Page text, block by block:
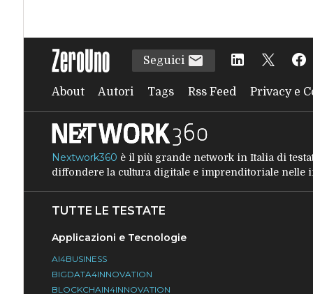
Seguici
About Autori Tags Rss Feed Privacy e
Nextwork360 è il più grande network in Italia di
diffondere la cultura digitale e imprenditoriale nelle
TUTTE LE TESTATE
Applicazioni e Tecnologie
AI4BUSINESS
BIGDATA4INNOVATION
BLOCKCHAIN4INNOVATION